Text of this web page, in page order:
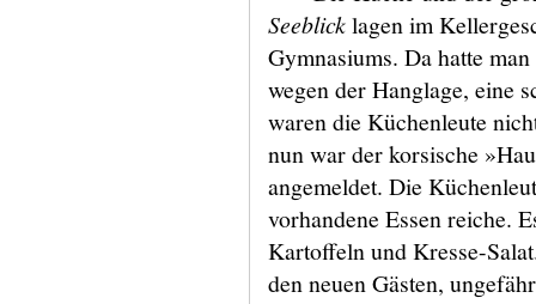
Seeblicklagen im
Gymnasiums. Da hatte
wegen der Hanglage, eine
waren die Küchenleute
nun war der korsische
angemeldet. Die
vorhandene Essen reiche.
Kartoffeln und Kresse-
den neuen Gästen,